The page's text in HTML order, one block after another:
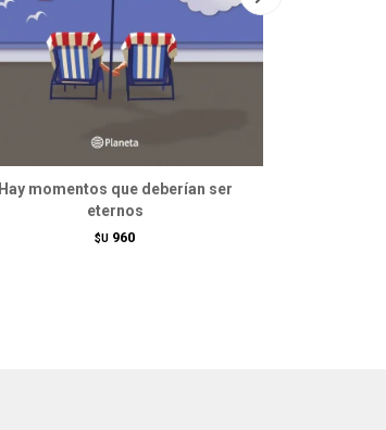
Hay momentos que deberían ser
eternos
$U 960